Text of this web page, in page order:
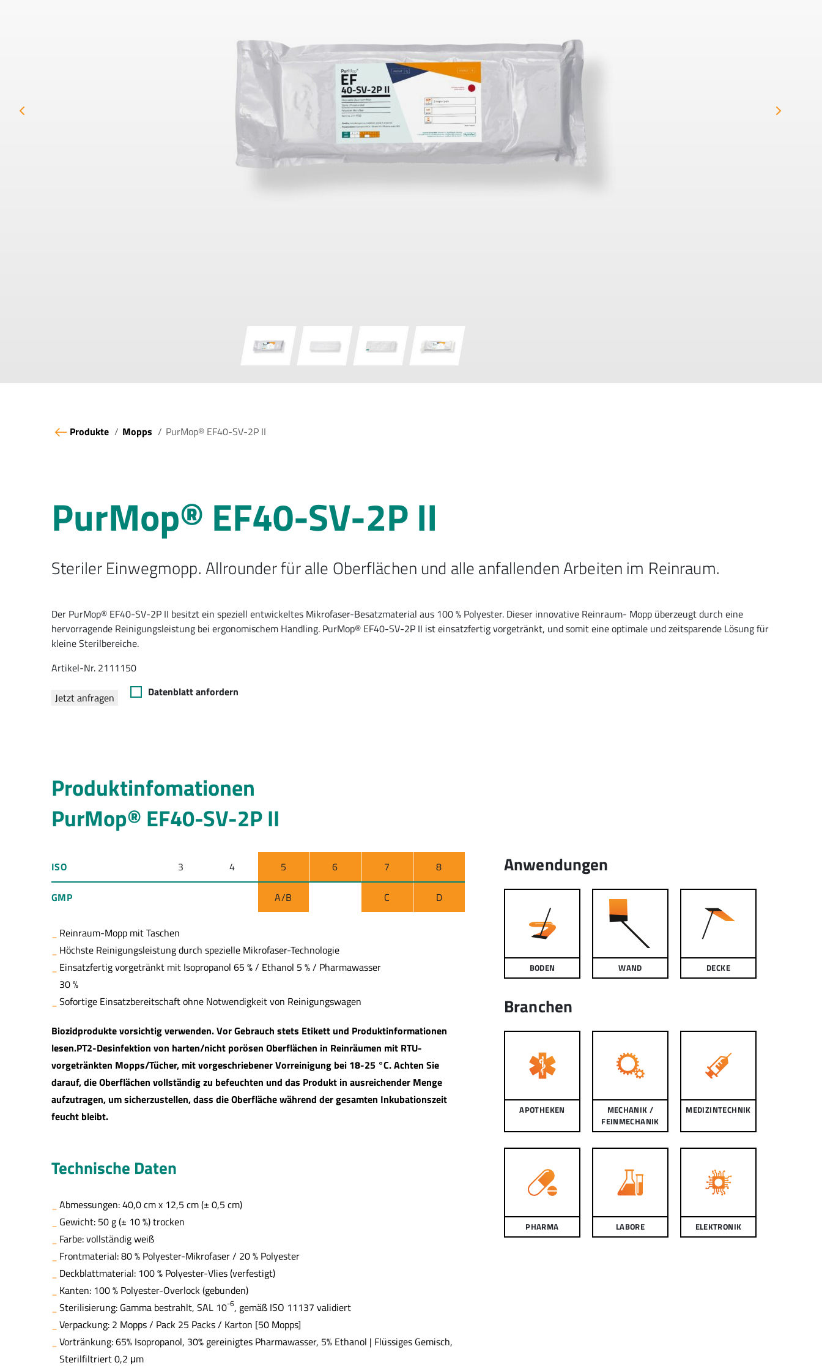
Produkte Mopps PurMop® EF40-SV-2P II
PurMop® EF40-SV-2P II
Steriler Einwegmopp. Allrounder für alle Oberflächen und alle anfallenden Arbeiten im Reinraum.
Der PurMop® EF40-SV-2P II besitzt ein speziell entwickeltes Mikrofaser-Besatzmaterial aus 100 % Polyester. Dieser innovative Reinraum- Mopp überzeugt durch eine
hervorragende Reinigungsleistung bei ergonomischem Handling. PurMop® EF40-SV-2P II ist einsatzfertig vorgetränkt, und somit eine optimale und zeitsparende Lösung für
kleine Sterilbereiche.
Artikel-Nr. 2111150
Jetzt anfragen Datenblatt anfordern
Produktinfomationen
PurMop® EF40-SV-2P II
ISO 3 4 5 6 7 8
GMP A/B C D
Reinraum-Mopp mit Taschen
Höchste Reinigungsleistung durch spezielle Mikrofaser-Technologie
Einsatzfertig vorgetränkt mit Isopropanol 65 % / Ethanol 5 % / Pharmawasser
30 %
Sofortige Einsatzbereitschaft ohne Notwendigkeit von Reinigungswagen
Biozidprodukte vorsichtig verwenden. Vor Gebrauch stets Etikett und Produktinformationen
lesen.PT2-Desinfektion von harten/nicht porösen Oberflächen in Reinräumen mit RTU-
vorgetränkten Mopps/Tücher, mit vorgeschriebener Vorreinigung bei 18-25 °C. Achten Sie
darauf, die Oberflächen vollständig zu befeuchten und das Produkt in ausreichender Menge
aufzutragen, um sicherzustellen, dass die Oberfläche während der gesamten Inkubationszeit
feucht bleibt.
Technische Daten
Abmessungen: 40,0 cm x 12,5 cm (± 0,5 cm)
Gewicht: 50 g (± 10 %) trocken
Farbe: vollständig weiß
Frontmaterial: 80 % Polyester-Mikrofaser / 20 % Polyester
Deckblattmaterial: 100 % Polyester-Vlies (verfestigt)
Kanten: 100 % Polyester-Overlock (gebunden)
Sterilisierung: Gamma bestrahlt, SAL 10-6, gemäß ISO 11137 validiert
Verpackung: 2 Mopps / Pack 25 Packs / Karton [50 Mopps]
Vortränkung: 65% Isopropanol, 30% gereinigtes Pharmawasser, 5% Ethanol | Flüssiges Gemisch,
Sterilfiltriert 0,2 μm
Anwendungen
BODEN WAND DECKE
Branchen
APOTHEKEN
MECHANIK /
FEINMECHANIK
MEDIZINTECHNIK
PHARMA LABORE ELEKTRONIK